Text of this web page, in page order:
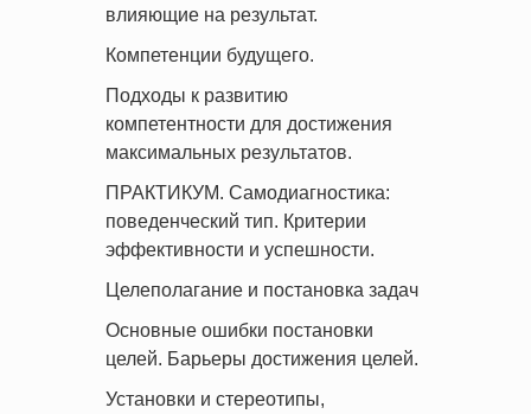
влияющие на результат.
Компетенции будущего.
Подходы к развитию
компетентности для достижения
максимальных результатов.
ПРАКТИКУМ. Самодиагностика:
поведенческий тип. Критерии
эффективности и успешности.
Целеполагание и постановка задач
Основные ошибки постановки
целей. Барьеры достижения целей.
Установки и стереотипы,